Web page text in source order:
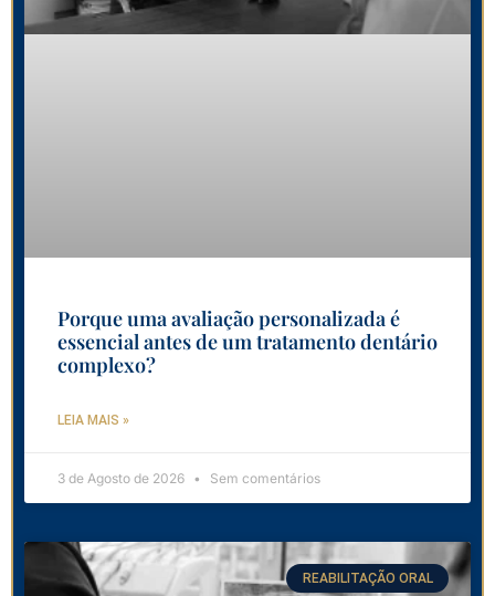
Porque uma avaliação personalizada é
essencial antes de um tratamento dentário
complexo?
LEIA MAIS »
3 de Agosto de 2026 Sem comentários
REABILITAÇÃO ORAL